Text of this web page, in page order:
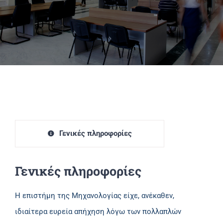
Πανεπιστημιακές Μονάδες
Γενικές πληροφορίες
Γενικές πληροφορίες
Η επιστήμη της Μηχανολογίας είχε, ανέκαθεν,
ιδιαίτερα ευρεία απήχηση λόγω των πολλαπλών